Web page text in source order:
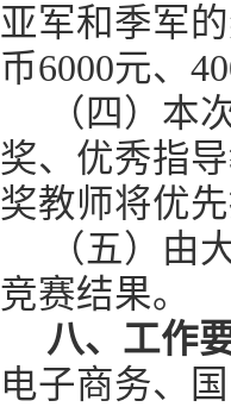
亚军和季军
币6000元、
（四）本
奖、优秀指
奖教师将优
（五）由
竞赛结果。
八、工作
电子商务、